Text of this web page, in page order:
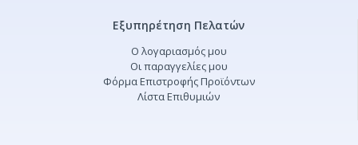
Εξυπηρέτηση Πελατών
Ο λογαριασμός μου
Οι παραγγελίες μου
Φόρμα Επιστροφής Προϊόντων
Λίστα Επιθυμιών